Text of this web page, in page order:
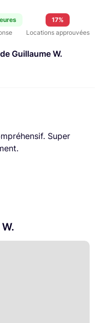
17%
Locations approuvées
Guillaume W.
Super